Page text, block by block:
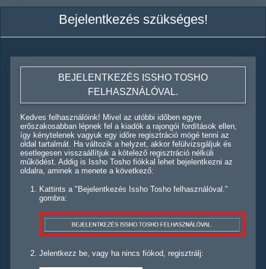
Bejelentkezés szükséges!
BEJELENTKEZÉS ISSHO TOSHO
FELHASZNÁLÓVAL.
Kedves felhasználóink! Mivel az utóbbi időben egyre
erőszakosabban lépnek fel a kiadók a rajongói fordítások ellen,
így kénytelenek vagyuk egy időre regisztráció mögé tenni az
oldal tartalmát. Ha változik a helyzet, akkor felülvizsgáljuk és
esetlegesen visszaállítjuk a kötelező regisztráció nélküli
működést. Addig is Issho Tosho fiókkal lehet bejelentkezni az
oldalra, aminek a menete a következő:
Kattints a "Bejelentkezés Issho Tosho felhasználóval."
gombra:
Jelentkezz be, vagy ha nincs fiókod, regisztrálj: